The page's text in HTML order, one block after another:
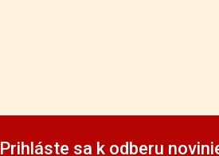
Prihláste sa k odberu